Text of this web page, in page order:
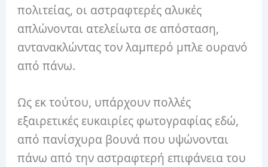
πολιτείας, οι αστραφτερές αλυκές
απλώνονται ατελείωτα σε απόσταση,
αντανακλώντας τον λαμπερό μπλε ουρανό
από πάνω.
Ως εκ τούτου, υπάρχουν πολλές
εξαιρετικές ευκαιρίες φωτογραφίας εδώ,
από πανίσχυρα βουνά που υψώνονται
πάνω από την αστραφτερή επιφάνεια του